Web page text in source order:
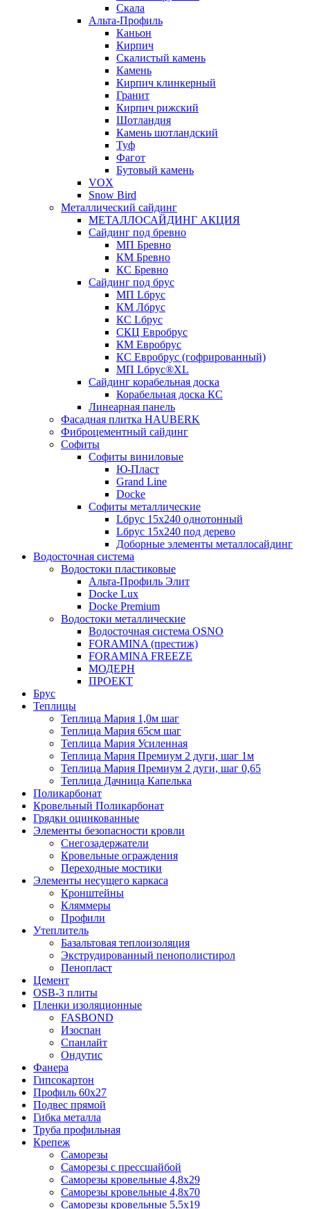
Скала
Альта-Профиль
Каньон
Кирпич
Скалистый камень
Камень
Кирпич клинкерный
Гранит
Кирпич рижский
Шотландия
Камень шотландский
Туф
Фагот
Бутовый камень
VOX
Snow Bird
Металлический сайдинг
МЕТАЛЛОСАЙДИНГ АКЦИЯ
Сайдинг под бревно
МП Бревно
КМ Бревно
КС Бревно
Сайдинг под брус
МП Lбрус
КМ Лбрус
КС Lбрус
СКЦ Евробрус
КМ Евробрус
КС Евробрус (гофрированный)
МП Lбрус®XL
Сайдинг корабельная доска
Корабельная доска КС
Линеарная панель
Фасадная плитка HAUBERK
Фиброцементный сайдинг
Софиты
Софиты виниловые
Ю-Пласт
Grand Line
Docke
Софиты металлические
Lбрус 15x240 однотонный
Lбрус 15x240 под дерево
Доборные элементы металлосайдинг
Водосточная система
Водостоки пластиковые
Альта-Профиль Элит
Docke Lux
Docke Premium
Водостоки металлические
Водосточная система OSNO
FORAMINA (престиж)
FORAMINA FREEZE
МОДЕРН
ПРОЕКТ
Брус
Теплицы
Теплица Мария 1,0м шаг
Теплица Мария 65см шаг
Теплица Мария Усиленная
Теплица Мария Премиум 2 дуги, шаг 1м
Теплица Мария Премиум 2 дуги, шаг 0,65
Теплица Дачница Капелька
Поликарбонат
Кровельный Поликарбонат
Грядки оцинкованные
Элементы безопасности кровли
Снегозадержатели
Кровельные ограждения
Переходные мостики
Элементы несущего каркаса
Кронштейны
Кляммеры
Профили
Утеплитель
Базальтовая теплоизоляция
Экструдированный пенополистирол
Пенопласт
Цемент
OSB-3 плиты
Пленки изоляционные
FASBOND
Изоспан
Спанлайт
Ондутис
Фанера
Гипсокартон
Профиль 60х27
Подвес прямой
Гибка металла
Труба профильная
Крепеж
Саморезы
Саморезы с прессшайбой
Саморезы кровельные 4,8х29
Саморезы кровельные 4,8х70
Саморезы кровельные 5,5х19